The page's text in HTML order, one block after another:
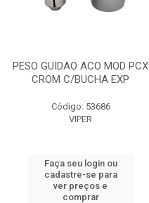
PESO GUIDAO ACO MOD PCX
CROM C/BUCHA EXP
Código: 53686
VIPER
Faça seu login ou
cadastre-se para
ver preços e
comprar